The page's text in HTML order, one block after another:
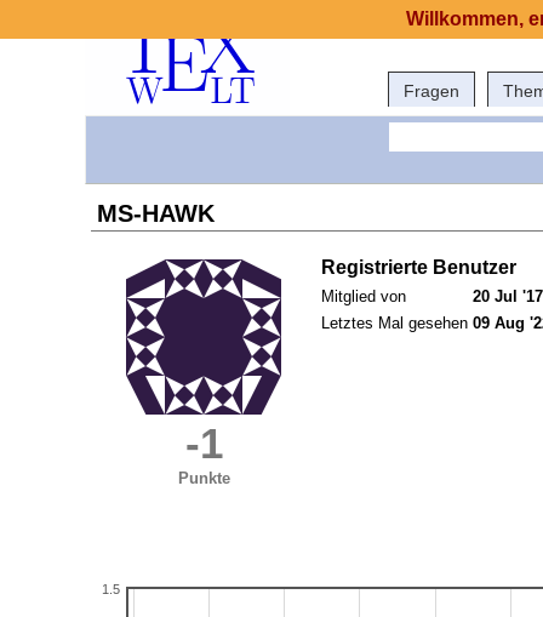
Fragen
MS-HAWK
-1
Punkte
Registrierte Benutzer
Mitglied von
20 Jul
Letztes Mal gesehen 09 Aug
1.5
Willkommen,